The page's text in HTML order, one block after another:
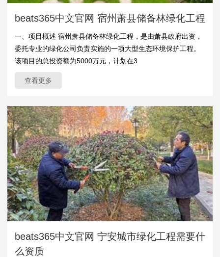
beats365中文官网 宿州萧县储备林绿化工程
一、项目概述 宿州萧县储备林绿化工程，是由萧县政府出资，
委托专业的绿化公司负责实施的一项大型生态环境保护工程。
该项目的总投资额为5000万元，计划在3
查看更多
beats365中文官网 宁安城市绿化工程需要什
么资质